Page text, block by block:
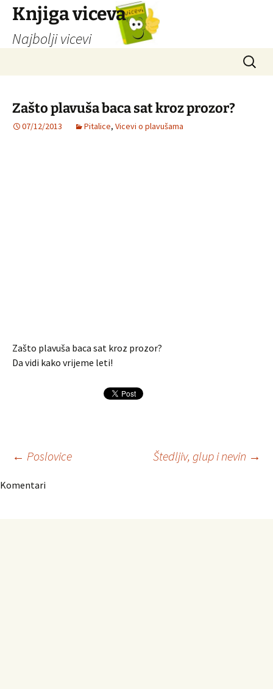
Knjiga viceva
Najbolji vicevi
Zašto plavuša baca sat kroz prozor?
07/12/2013 Pitalice, Vicevi o plavušama
Zašto plavuša baca sat kroz prozor?
Da vidi kako vrijeme leti!
Navigacija
← Poslovice Štedljiv, glup i nevin →
Komentari